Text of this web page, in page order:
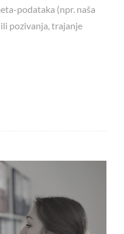
podataka (npr. naša
pozivanja, trajanje